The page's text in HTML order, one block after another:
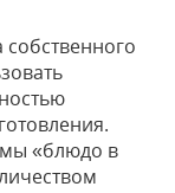
«блюдо в